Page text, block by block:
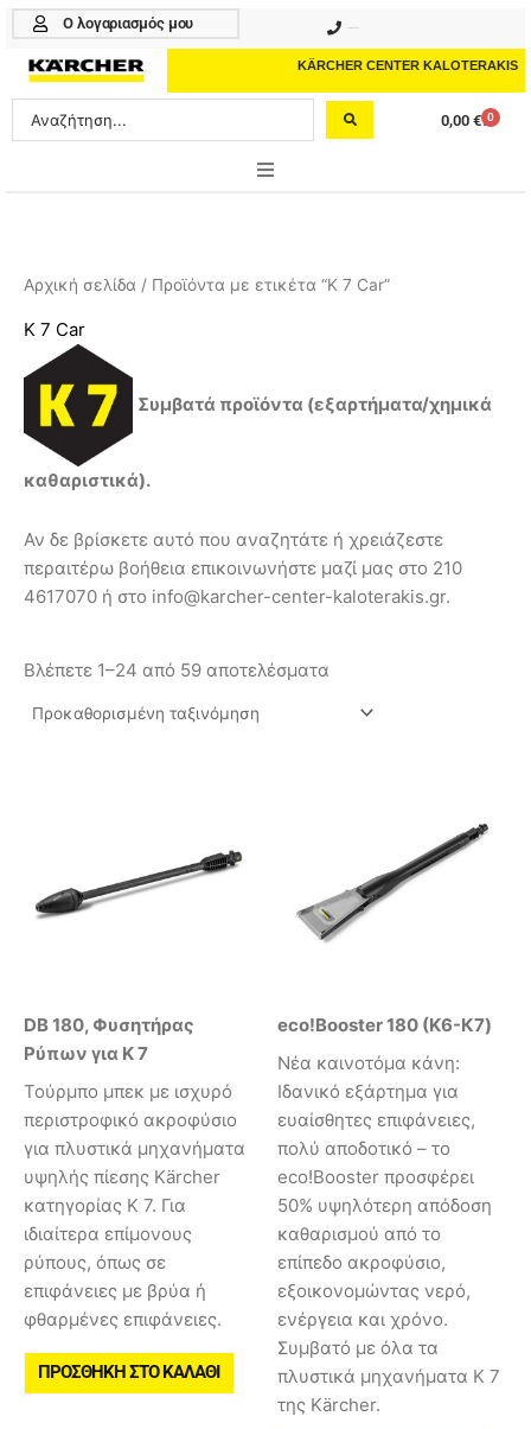
Μετάβαση
περιεχόμενο
Ο λογαριασμός μου
KÄRCHER CENTER KALOTERAKIS
Search
...
0,00 € 0
Cart
PROFESSIONAL
ΑΞΕΣΟΥΑΡ
ΚΑΘΑΡΙΣΤΙΚΑ
ΥΠΗΡΕΣΙΕΣ-ΝΕΑ-ΛΥΣΕΙΣ
Αρχική σελίδα / Προϊόντα με ετικέτα “K 7 Car”
K 7 Car
Συμβατά προϊόντα (εξαρτήματα/χημικά
καθαριστικά).
Αν δε βρίσκετε αυτό που αναζητάτε ή χρειάζεστε
περαιτέρω βοήθεια επικοινωνήστε μαζί μας στο 210
4617070 ή στο info@karcher-center-kaloterakis.gr.
Βλέπετε 1–24 από 59 αποτελέσματα
DB 180, Φυσητήρας
Ρύπων για Κ 7
Τούρμπο μπεκ με ισχυρό
περιστροφικό ακροφύσιο
για πλυστικά μηχανήματα
υψηλής πίεσης Kärcher
κατηγορίας Κ 7. Για
ιδιαίτερα επίμονους
ρύπους, όπως σε
επιφάνειες με βρύα ή
φθαρμένες επιφάνειες.
ΠΡΟΣΘΉΚΗ ΣΤΟ ΚΑΛΆΘΙ
eco!Booster 180 (K6-К7)
Νέα καινοτόμα κάνη:
Ιδανικό εξάρτημα για
ευαίσθητες επιφάνειες,
πολύ αποδοτικό – το
eco!Booster προσφέρει
50% υψηλότερη απόδοση
καθαρισμού από το
επίπεδο ακροφύσιο,
εξοικονομώντας νερό,
ενέργεια και χρόνο.
Συμβατό με όλα τα
πλυστικά μηχανήματα Κ 7
της Kärcher.